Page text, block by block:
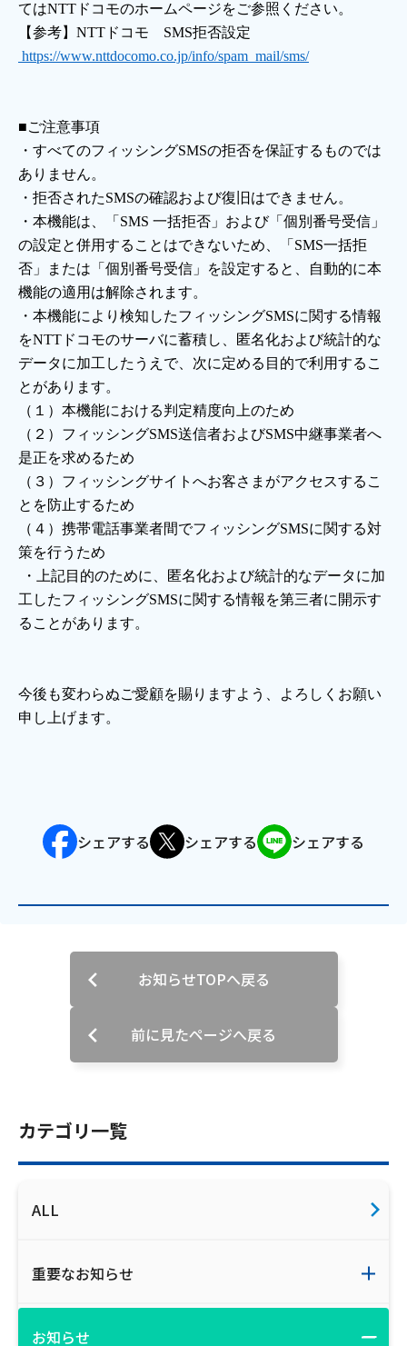
安全・安心ガイド
放送番組審議会議事録
ご利用約款・重要事項説明書
プライバシーポリシー
広告掲載のご案内
カテゴリ一覧
ALL
重要なお知らせ
お知らせ
てはNTTドコモのホームページをご参照ください。
【参考】NTTドコモ SMS拒否設定
https://www.nttdocomo.co.jp/info/spam_mail/sms/
■ご注意事項
・すべてのフィッシングSMSの拒否を保証するものでは
ありません。
・拒否されたSMSの確認および復旧はできません。
・本機能は、「SMS 一括拒否」および「個別番号受信」
の設定と併用することはできないため、「SMS一括拒
否」または「個別番号受信」を設定すると、自動的に本
機能の適用は解除されます。
・本機能により検知したフィッシングSMSに関する情報
をNTTドコモのサーバに蓄積し、匿名化および統計的な
データに加工したうえで、次に定める目的で利用するこ
とがあります。
（１）本機能における判定精度向上のため
（２）フィッシングSMS送信者およびSMS中継事業者へ
是正を求めるため
（３）フィッシングサイトへお客さまがアクセスするこ
とを防止するため
（４）携帯電話事業者間でフィッシングSMSに関する対
策を行うため
・上記目的のために、匿名化および統計的なデータに加
工したフィッシングSMSに関する情報を第三者に開示す
ることがあります。
今後も変わらぬご愛顧を賜りますよう、よろしくお願い
申し上げます。
シェアする シェアする シェアする
お知らせTOPへ戻る
前に見たページへ戻る